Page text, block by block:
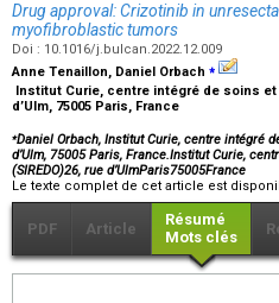
Drug approval: Crizotinib in
myofibroblastic tumors
Doi : 10.1016/j.bulcan.2022.12.009
Anne Tenaillon, Daniel Orbach ⁎
Institut Curie, centre intégré de soins et
d’Ulm, 75005 Paris, France
⁎Daniel Orbach, Institut Curie, centre intégré
d’Ulm, 75005 Paris, France.Institut Curie,
(SIREDO)26, rue d’UlmParis75005France
Le texte complet de cet article est
PDF Article
Résumé
Mots clés